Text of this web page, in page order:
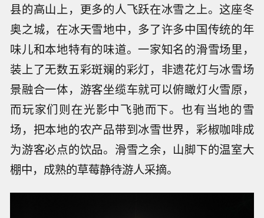
县的高山上，更多的人飞跃在冰雪之上。这座冬
奥之城，在冰天雪地中，多了许多中国传统的年
味儿和本地特有的味道。一家知名的滑雪场里，
装上了无数五彩斑斓的彩灯，非遗花灯与冰雪场
景融合一体，游客坐缆车就可以俯瞰灯火雪原，
而玩家们则在光影中飞驰而下。也有当地的雪
场，把本地的农产品带到冰雪世界，彩椒咖啡成
为游客必点的饮品。滑雪之余，山脚下的温室大
棚中，成熟的草莓静待游人采摘。